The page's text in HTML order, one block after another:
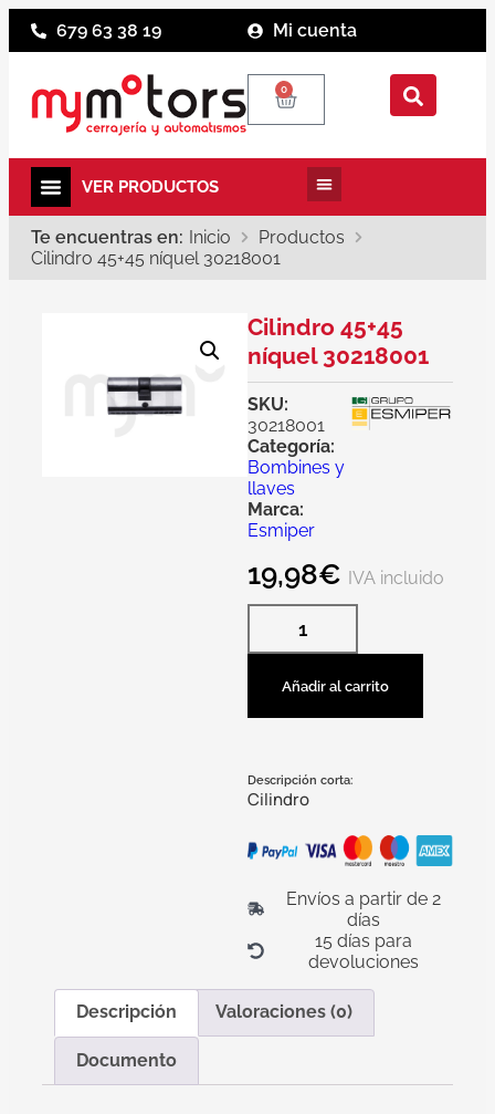
679 63 38 19 Mi cuenta
0
Te encuentras en: Inicio
Productos
Cilindro 45+45 níquel 30218001
Cilindro 45+45
níquel 30218001
SKU:
30218001
Categoría:
Bombines y
llaves
Marca:
Esmiper
19,98€ IVA incluido
Añadir al carrito
Descripción corta:
Cilindro
Envíos a partir de 2
días
15 días para
devoluciones
Descripción Valoraciones (0)
Documento